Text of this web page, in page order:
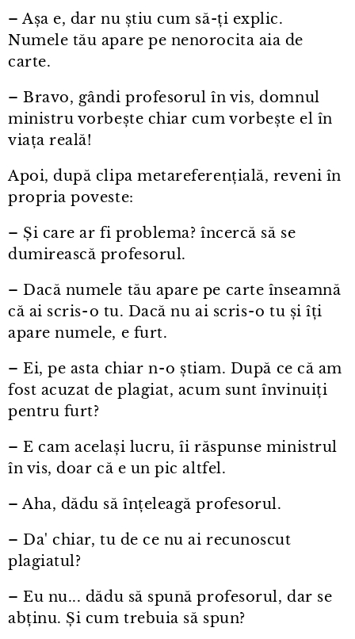
– Așa e, dar nu știu cum să-ți explic.
Numele tău apare pe nenorocita aia de
carte.
– Bravo, gândi profesorul în vis, domnul
ministru vorbește chiar cum vorbește el în
viața reală!
Apoi, după clipa metareferențială, reveni în
propria poveste:
– Și care ar fi problema? încercă să se
dumirească profesorul.
– Dacă numele tău apare pe carte înseamnă
că ai scris⁠-⁠o tu. Dacă nu ai scris⁠-⁠o tu și îți
apare numele, e furt.
– Ei, pe asta chiar n⁠-⁠o știam. După ce că am
fost acuzat de plagiat, acum sunt învinuiți
pentru furt?
– E cam același lucru, îi răspunse ministrul
în vis, doar că e un pic altfel.
– Aha, dădu să înțeleagă profesorul.
– Da' chiar, tu de ce nu ai recunoscut
plagiatul?
– Eu nu... dădu să spună profesorul, dar se
abținu. Și cum trebuia să spun?